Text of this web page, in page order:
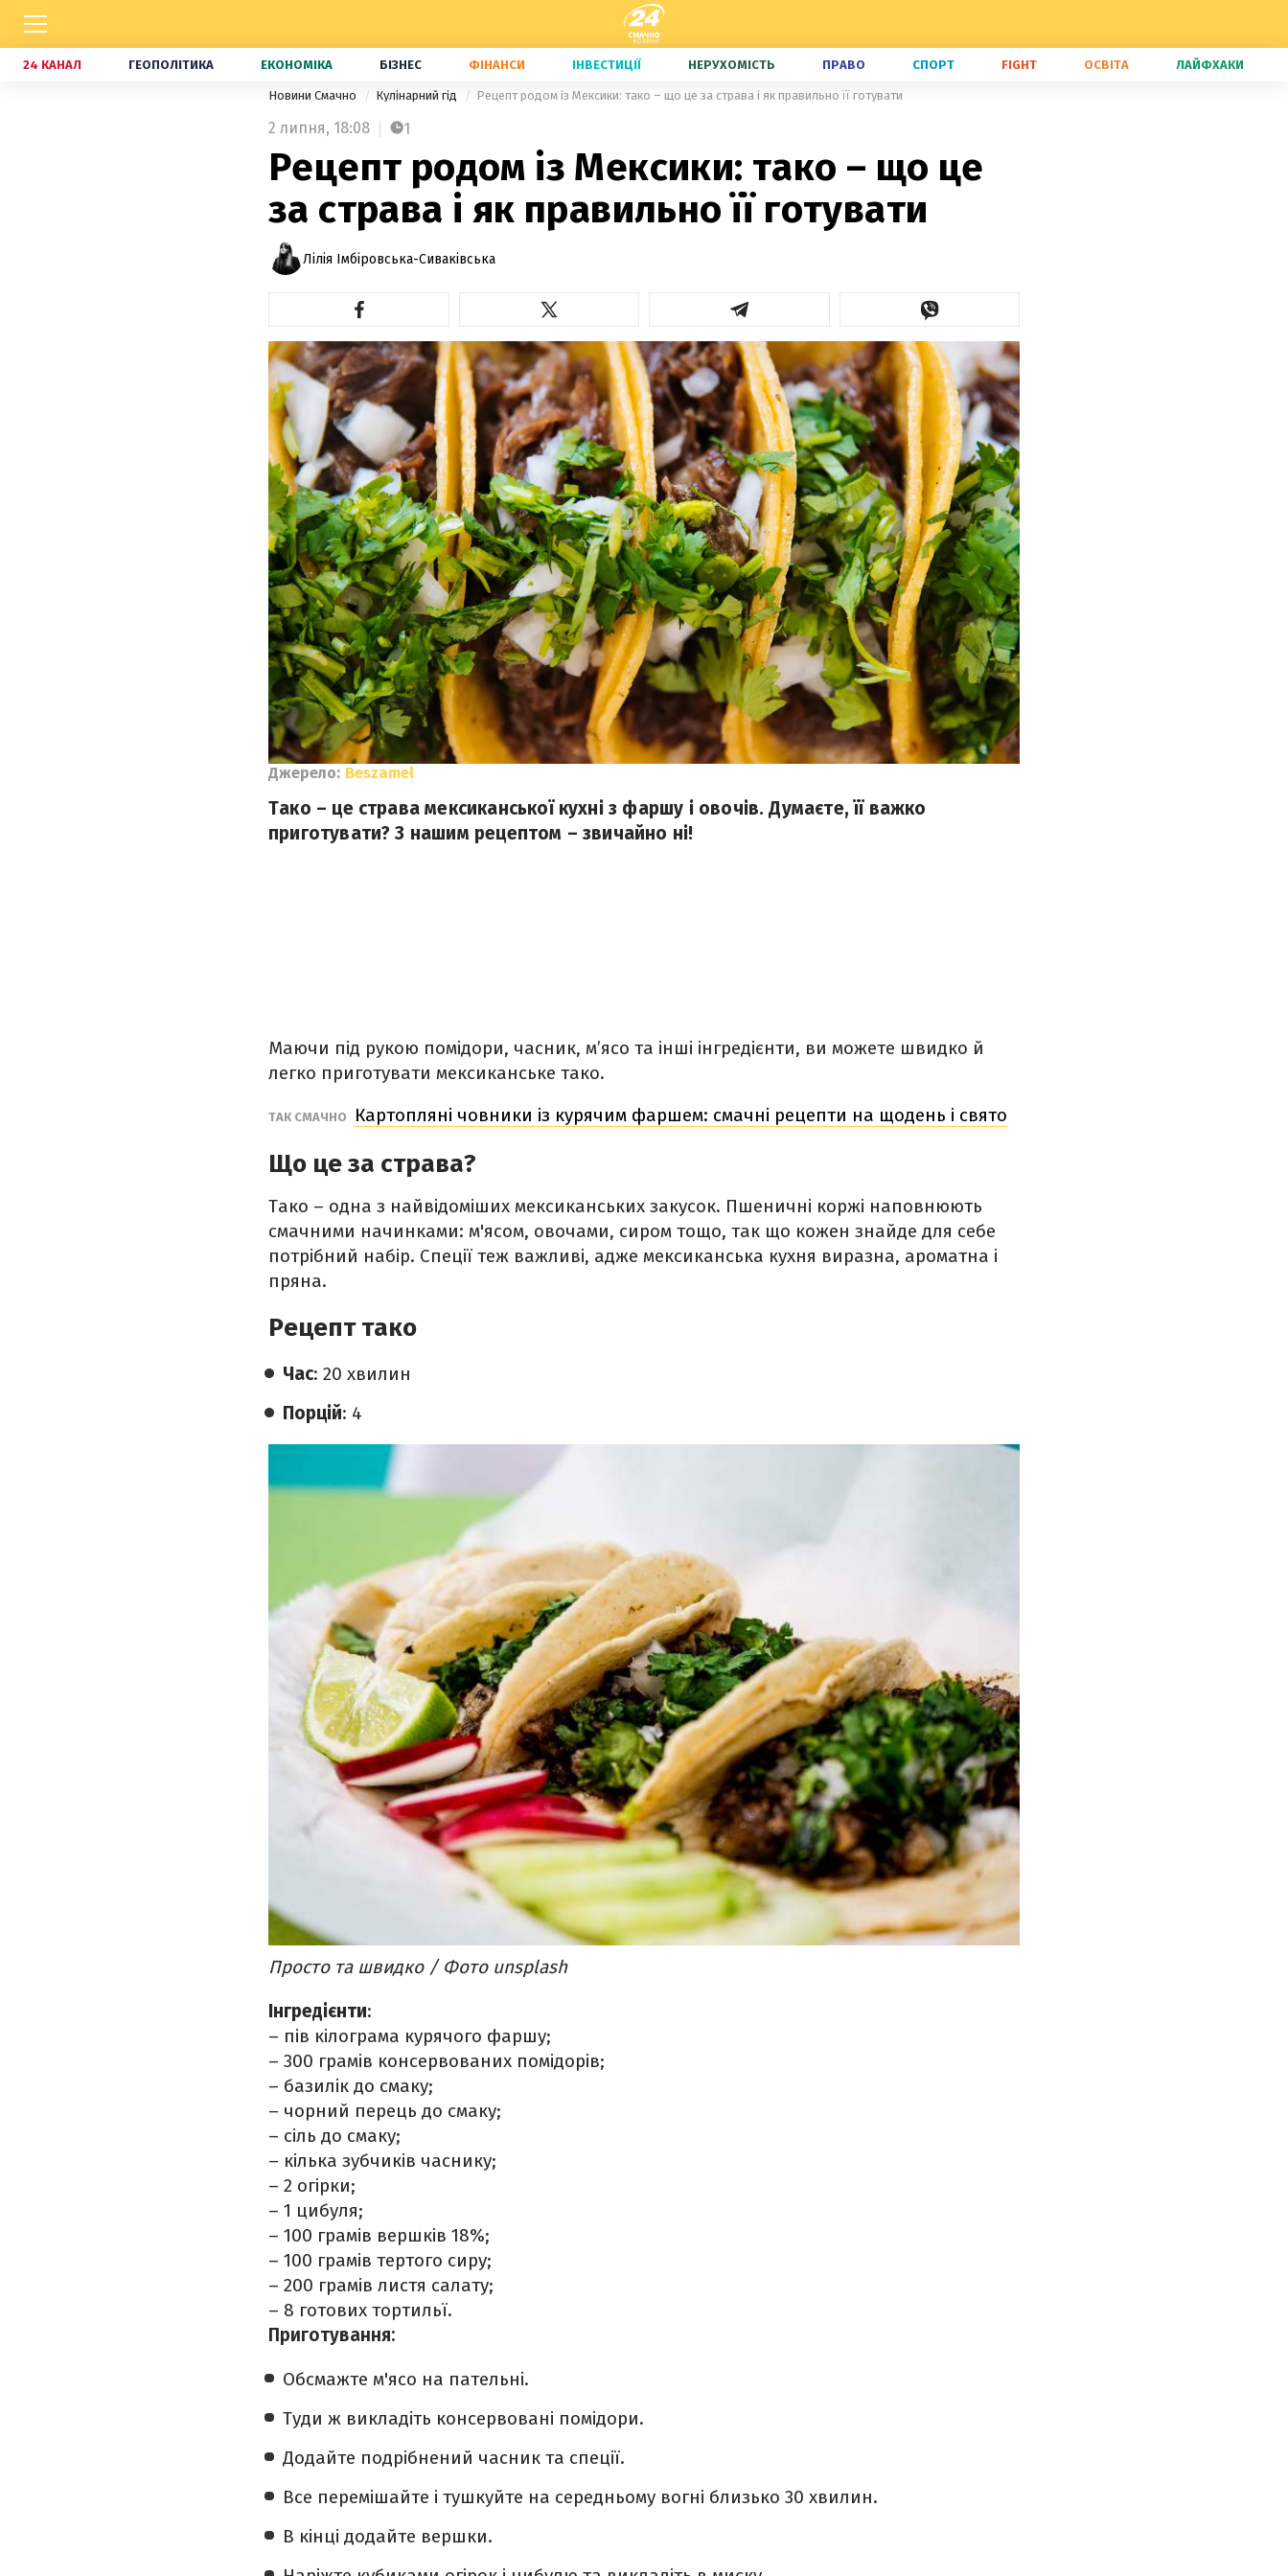
24 КАНАЛ ГЕОПОЛІТИКА ЕКОНОМІКА БІЗНЕС ФІНАНСИ ІНВЕСТИЦІЇ НЕРУХОМІСТЬ ПРАВО СПОРТ FIGHT ОСВІТА ЛАЙФХАКИ
Новини Смачно Кулінарний гід Рецепт родом із Мексики: тако – що це за страва і як правильно її готувати
2 липня, 18:08 1
Рецепт родом із Мексики: тако – що це
за страва і як правильно її готувати
Лілія Імбіровська-Сиваківська
Джерело: Beszamel
Тако – це страва мексиканської кухні з фаршу і овочів. Думаєте, її важко
приготувати? З нашим рецептом – звичайно ні!
Маючи під рукою помідори, часник, м’ясо та інші інгредієнти, ви можете швидко й
легко приготувати мексиканське тако.
ТАК СМАЧНО Картопляні човники із курячим фаршем: смачні рецепти на щодень і свято
Що це за страва?
Тако – одна з найвідоміших мексиканських закусок. Пшеничні коржі наповнюють
смачними начинками: м'ясом, овочами, сиром тощо, так що кожен знайде для себе
потрібний набір. Спеції теж важливі, адже мексиканська кухня виразна, ароматна і
пряна.
Рецепт тако
Час: 20 хвилин
Порцій: 4
Просто та швидко / Фото unsplash
Інгредієнти:
– пів кілограма курячого фаршу;
– 300 грамів консервованих помідорів;
– базилік до смаку;
– чорний перець до смаку;
– сіль до смаку;
– кілька зубчиків часнику;
– 2 огірки;
– 1 цибуля;
– 100 грамів вершків 18%;
– 100 грамів тертого сиру;
– 200 грамів листя салату;
– 8 готових тортильї.
Приготування:
Обсмажте м'ясо на пательні.
Туди ж викладіть консервовані помідори.
Додайте подрібнений часник та спеції.
Все перемішайте і тушкуйте на середньому вогні близько 30 хвилин.
В кінці додайте вершки.